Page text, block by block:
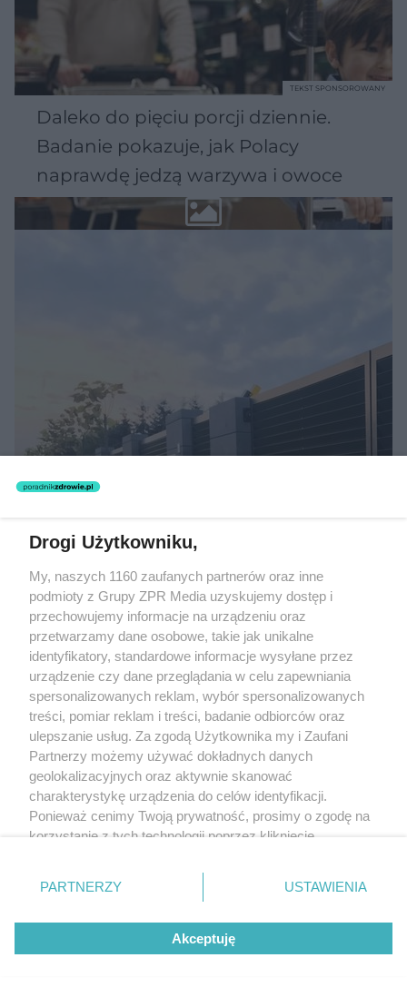
Daleko do pięciu porcji dziennie.
Badanie pokazuje, jak Polacy
naprawdę jedzą warzywa i owoce
TEKST SPONSOROWANY
nowoczesna automatyka do bram
POPULARNE TEMATY
Zmiana w wątrobie
kiedy potrzebna jest
pilna diagnostyka
paznokciu może
Bob Marley
Naukowcy wskazali
zdrowiem.
Większość osób nie
Drogi Użytkowniku,
My, naszych 1160 zaufanych partnerów oraz inne
podmioty z Grupy ZPR Media uzyskujemy dostęp i
przechowujemy informacje na urządzeniu oraz
przetwarzamy dane osobowe, takie jak unikalne
identyfikatory, standardowe informacje wysyłane przez
urządzenie czy dane przeglądania w celu zapewniania
spersonalizowanych reklam, wybór spersonalizowanych
treści, pomiar reklam i treści, badanie odbiorców oraz
ulepszanie usług. Za zgodą Użytkownika my i Zaufani
Partnerzy możemy używać dokładnych danych
geolokalizacyjnych oraz aktywnie skanować
charakterystykę urządzenia do celów identyfikacji.
Ponieważ cenimy Twoją prywatność, prosimy o zgodę na
korzystanie z tych technologii poprzez kliknięcie
zmienić/wycofać klikając przycisk ustawień prywatności
znajdujący się w lewym dolnym rogu strony
rodzaje przetwarzania danych nie wymagają zgody
użytkownika, ale masz prawo sprzeciwić się takiemu
przetwarzaniu. Preferencje będą miały zastosowanie tylko
PARTNERZY USTAWIENIA
Akceptuję